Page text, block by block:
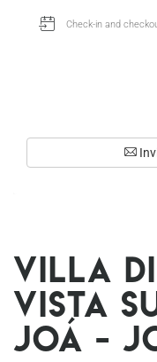
Villa
vista
Joá -